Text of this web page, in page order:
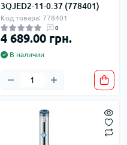
3QJED2-11-0.37 (778401)
Код товара: 778401
0
4 689.00 грн.
В наличии